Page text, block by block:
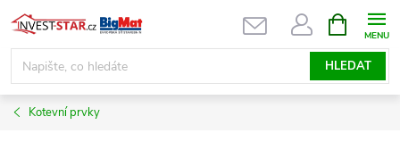
Přejít
na
obsah
HLEDAT
NÁKUPNÍ
KOŠÍK
Kotevní prvky